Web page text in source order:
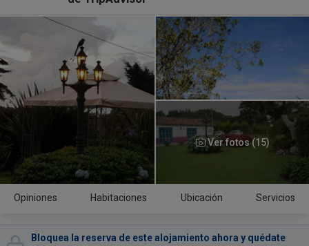
Ver fotos (15)
Opiniones Habitaciones Ubicación Servicios
Bloquea la reserva de este alojamiento ahora y quédate